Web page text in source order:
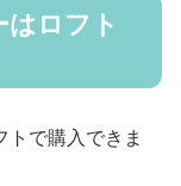
ロフト
トで購入できま